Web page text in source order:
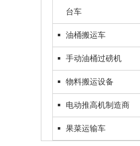
台车
油桶搬运车
手动油桶过磅机
物料搬运设备
电动推高机制造商
果菜运输车